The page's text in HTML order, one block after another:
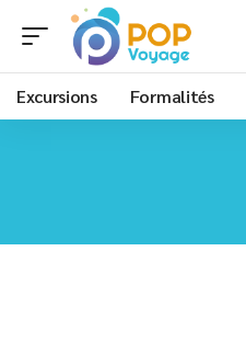
Excursions Formalités